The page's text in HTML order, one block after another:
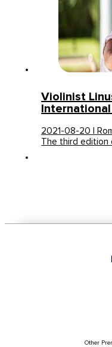
Violinist
2021-08-20 |
The third
Other